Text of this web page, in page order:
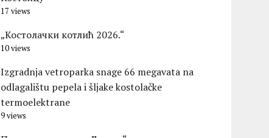
17 views
„Костолачки котлић 2026.“
10 views
Izgradnja vetroparka snage 66 megavata na
odlagalištu pepela i šljake kostolačke
termoelektrane
9 views